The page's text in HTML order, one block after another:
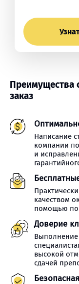
Преимущества
заказ
Написание
компании
и
качеством
помощью
Доверие
Выполнение
высокой
сдачей